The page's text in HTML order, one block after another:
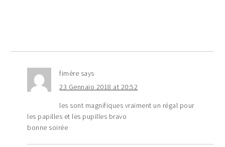
fimère says
23 Gennaio 2018 at 20:52
les sont magnifiques vraiment un régal pour
les papilles et les pupilles bravo
bonne soirée